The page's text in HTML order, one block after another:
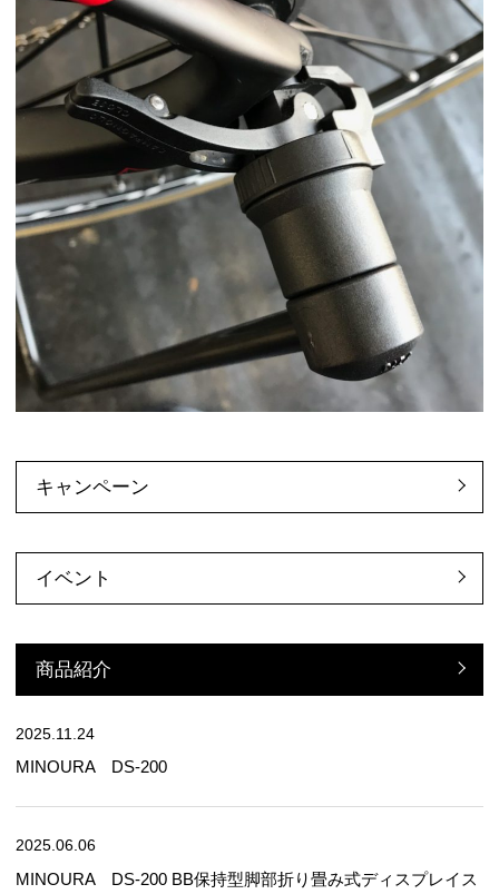
キャンペーン
イベント
商品紹介
2025.11.24
MINOURA DS-200
2025.06.06
MINOURA DS-200 BB保持型脚部折り畳み式ディスプレイス